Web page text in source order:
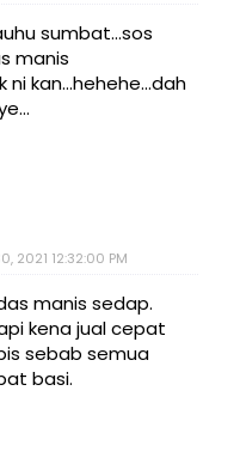
sumbat...sos
manis
ni kan...hehehe...dah
2021 12:32:00 PM
manis sedap.
kena jual cepat
sebab semua
basi.